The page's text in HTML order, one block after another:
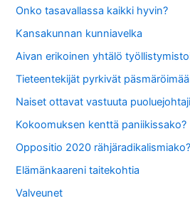
Onko tasavallassa kaikki hyvin?
Kansakunnan kunniavelka
Aivan erikoinen yhtälö
Tieteentekijät pyrkivät
Naiset ottavat vastuuta
Kokoomuksen kenttä paniikissako?
Oppositio 2020 rähjäradikalismiako?
Elämänkaareni taitekohtia
Valveunet